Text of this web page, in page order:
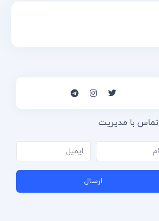
تماس با مدیریت
ارسال